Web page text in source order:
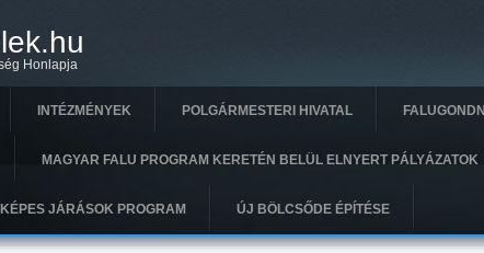
Honlapja
INTÉZMÉNYEK POLGÁRMESTERI HIVATAL
MAGYAR FALU PROGRAM KERETÉN BELÜL ELNYERT PÁLYÁZATOK
JÁRÁSOK PROGRAM ÚJ BÖLCSŐDE ÉPÍTÉSE